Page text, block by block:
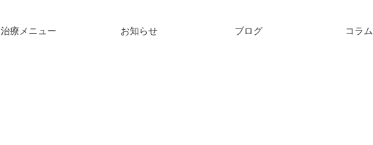
治療メニュー お知らせ ブログ コラム